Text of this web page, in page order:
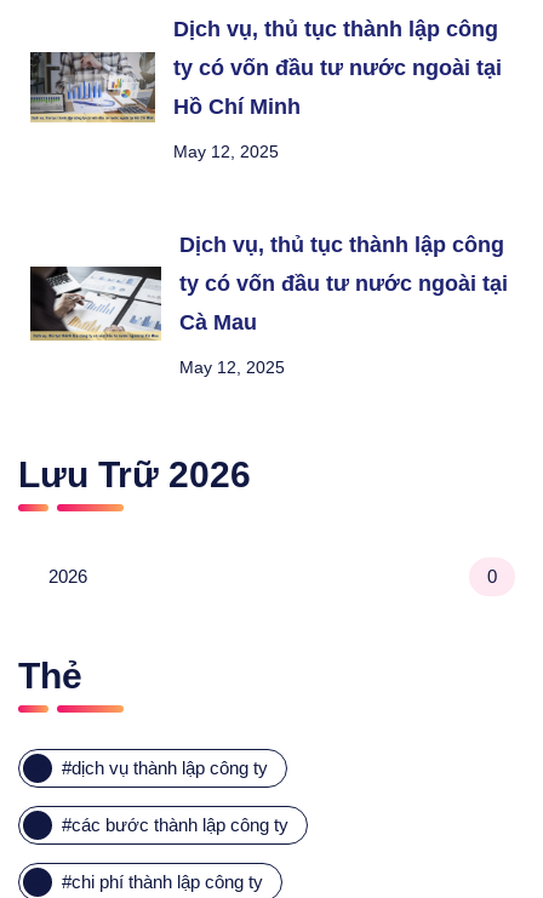
Dịch vụ, thủ tục thành lập công
ty có vốn đầu tư nước ngoài tại
Hồ Chí Minh
May 12, 2025
Dịch vụ, thủ tục thành lập công
ty có vốn đầu tư nước ngoài tại
Cà Mau
May 12, 2025
Lưu Trữ 2026
2026 0
Thẻ
#dịch vụ thành lập công ty
#các bước thành lập công ty
#chi phí thành lập công ty